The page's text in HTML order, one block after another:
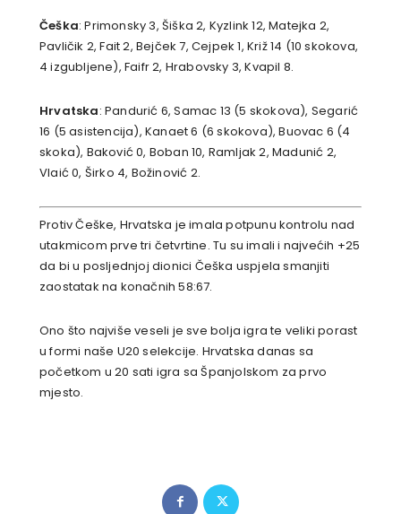
Češka: Primonsky 3, Šiška 2, Kyzlink 12, Matejka 2,
Pavličik 2, Fait 2, Bejček 7, Cejpek 1, Križ 14 (10 skokova,
4 izgubljene), Faifr 2, Hrabovsky 3, Kvapil 8.
Hrvatska: Pandurić 6, Samac 13 (5 skokova), Segarić
16 (5 asistencija), Kanaet 6 (6 skokova), Buovac 6 (4
skoka), Baković 0, Boban 10, Ramljak 2, Madunić 2,
Vlaić 0, Širko 4, Božinović 2.
Protiv Češke, Hrvatska je imala potpunu kontrolu nad
utakmicom prve tri četvrtine. Tu su imali i najvećih +25
da bi u posljednjoj dionici Češka uspjela smanjiti
zaostatak na konačnih 58:67.
Ono što najviše veseli je sve bolja igra te veliki porast
u formi naše U20 selekcije. Hrvatska danas sa
početkom u 20 sati igra sa Španjolskom za prvo
mjesto.